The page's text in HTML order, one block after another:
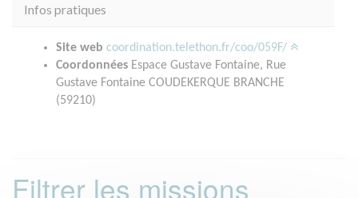
Infos pratiques
Site web coordination.telethon.fr/coo/059F/
Coordonnées Espace Gustave Fontaine, Rue
Gustave Fontaine COUDEKERQUE BRANCHE
(59210)
Filtrer les missions